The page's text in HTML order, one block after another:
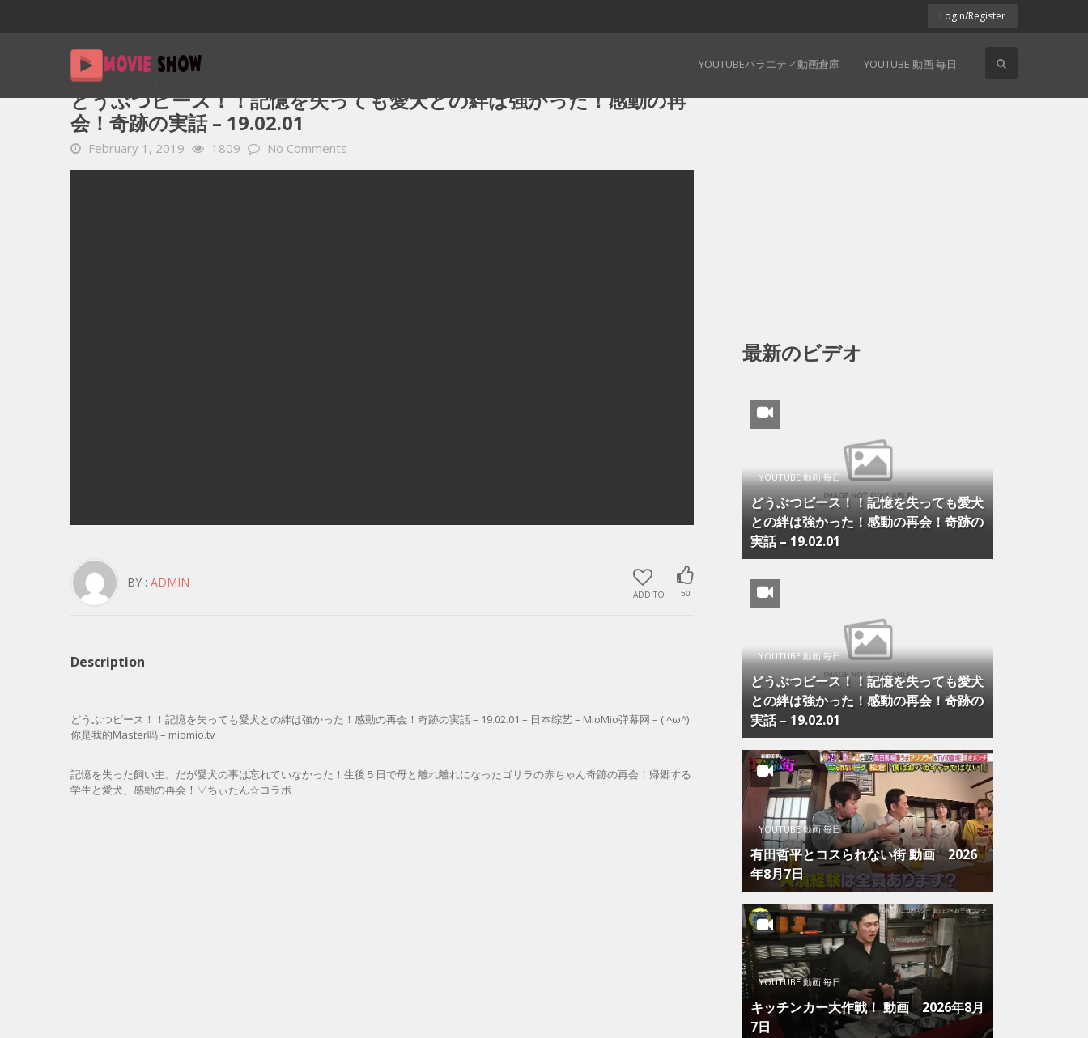
Login/Register
YOUTUBEバラエティ動画倉庫 YOUTUBE 動画 毎日
Home
どうぶつピース！！記憶を失っても愛犬との絆は強かった！感動の再
会！奇跡の実話 – 19.02.01
February 1, 2019 1809 No Comments
ADD TO 50
BY : ADMIN
Description
どうぶつピース！！記憶を失っても愛犬との絆は強かった！感動の再会！奇跡の実話 – 19.02.01 – 日本综艺 – MioMio弹幕网 – ( ^ω^)
你是我的Master吗 – miomio.tv
記憶を失った飼い主。だが愛犬の事は忘れていなかった！生後５日で母と離れ離れになったゴリラの赤ちゃん奇跡の再会！帰郷する
学生と愛犬、感動の再会！▽ちぃたん☆コラボ
最新のビデオ
YOUTUBE 動画 毎日
どうぶつピース！！記憶を失っても愛犬
との絆は強かった！感動の再会！奇跡の
実話 – 19.02.01
YOUTUBE 動画 毎日
どうぶつピース！！記憶を失っても愛犬
との絆は強かった！感動の再会！奇跡の
実話 – 19.02.01
YOUTUBE 動画 毎日
有田哲平とコスられない街 動画 2026
年8月7日
YOUTUBE 動画 毎日
キッチンカー大作戦！ 動画 2026年8月
7日